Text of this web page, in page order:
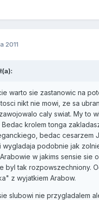
2011
warto sie zastanowic na
nikt nie mowi, ze sa
caly swiat. My to
krolem tonga
bedac cesarzem
podobnie jak
w jakims sensie sie
byl tak rozpowszechniony.
z wyjatkiem Arabow.
slubowi nie przygladalem